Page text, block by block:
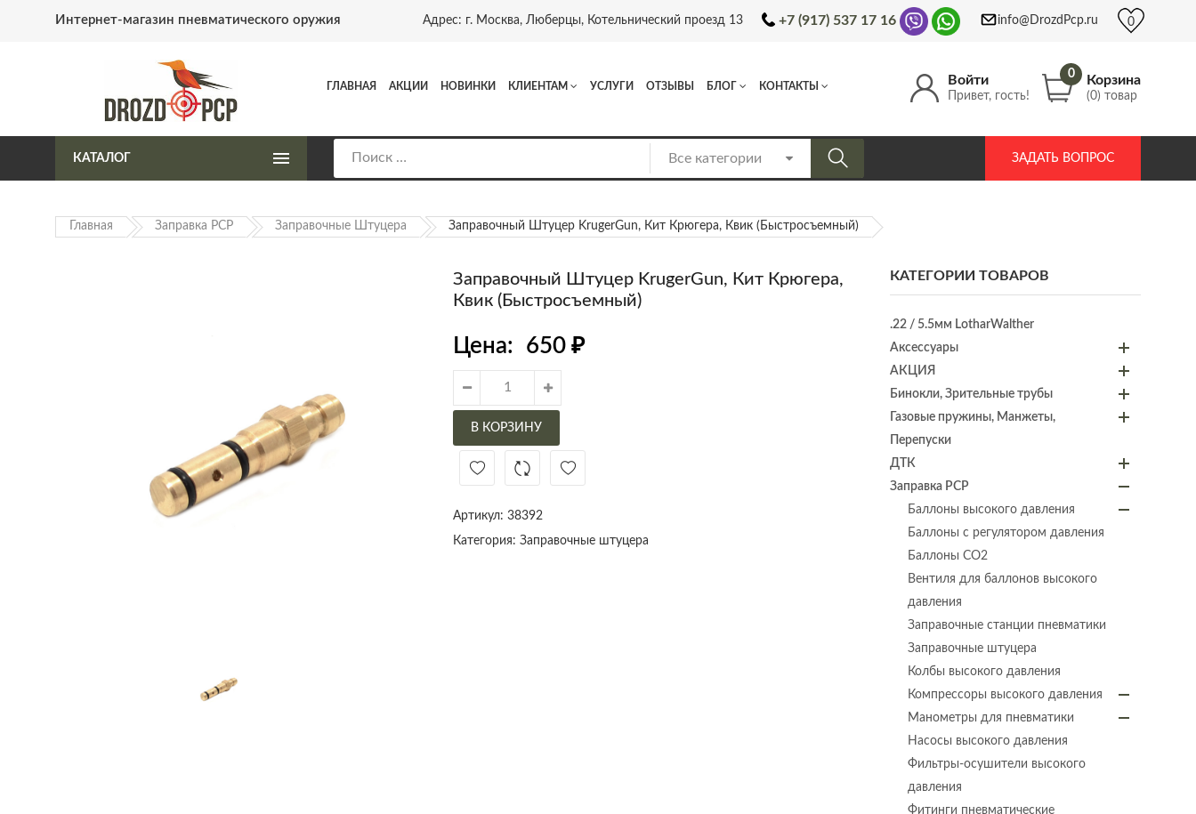
Интернет-магазин пневматического оружия Адрес: г. Москва, Люберцы, Котельнический проезд 13 +7 (917) 537 17 16 info@DrozdPcp.ru 0
Войти
Привет, гость!
0 Корзина
(0) товар
ГЛАВНАЯ АКЦИИ НОВИНКИ КЛИЕНТАМ УСЛУГИ ОТЗЫВЫ БЛОГ КОНТАКТЫ
КАТАЛОГ ЗАДАТЬ ВОПРОС
Главная Заправка PCP Заправочные Штуцера Заправочный Штуцер KrugerGun, Кит Крюгера, Квик (быстросъемный)
Заправочный Штуцер KrugerGun, Кит Крюгера,
Квик (быстросъемный)
Цена: 650 ₽
В КОРЗИНУ
Артикул: 38392
Категория: Заправочные штуцера
КАТЕГОРИИ ТОВАРОВ
.22 / 5.5мм LotharWalther
Аксессуары
АКЦИЯ
Бинокли, Зрительные трубы
Газовые пружины, Манжеты,
Перепуски
ДТК
Заправка PCP
Баллоны высокого давления
Баллоны с регулятором давления
Баллоны СО2
Вентиля для баллонов высокого
давления
Заправочные станции пневматики
Заправочные штуцера
Колбы высокого давления
Компрессоры высокого давления
Манометры для пневматики
Насосы высокого давления
Фильтры-осушители высокого
давления
Фитинги пневматические